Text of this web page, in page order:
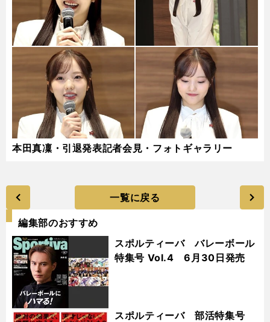
本田真凜・引退発表記者会見・フォトギャラリー
一覧に戻る
編集部のおすすめ
スポルティーバ バレーボール
特集号 Vol.4 6月30日発売
スポルティーバ 部活特集号